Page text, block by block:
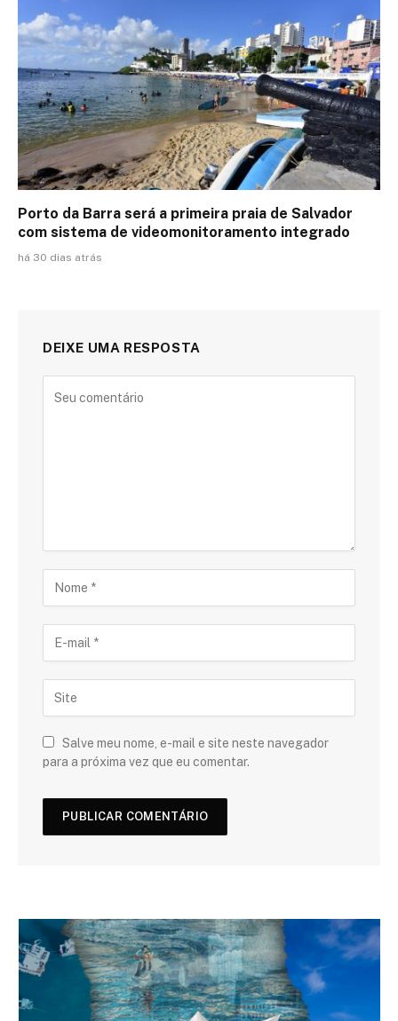
Porto da Barra será a primeira praia de Salvador
com sistema de videomonitoramento integrado
há 30 dias atrás
DEIXE UMA RESPOSTA
Salve meu nome, e-mail e site neste navegador
para a próxima vez que eu comentar.